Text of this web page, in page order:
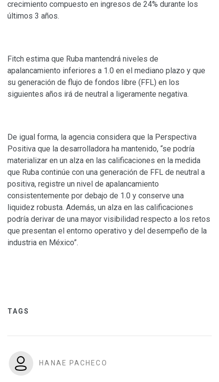
crecimiento compuesto en ingresos de 24% durante los
últimos 3 años.
Fitch estima que Ruba mantendrá niveles de
apalancamiento inferiores a 1.0 en el mediano plazo y que
su generación de flujo de fondos libre (FFL) en los
siguientes años irá de neutral a ligeramente negativa.
De igual forma, la agencia considera que la Perspectiva
Positiva que la desarrolladora ha mantenido, “se podría
materializar en un alza en las calificaciones en la medida
que Ruba continúe con una generación de FFL de neutral a
positiva, registre un nivel de apalancamiento
consistentemente por debajo de 1.0 y conserve una
liquidez robusta. Además, un alza en las calificaciones
podría derivar de una mayor visibilidad respecto a los retos
que presentan el entorno operativo y del desempeño de la
industria en México”.
TAGS
HANAE PACHECO